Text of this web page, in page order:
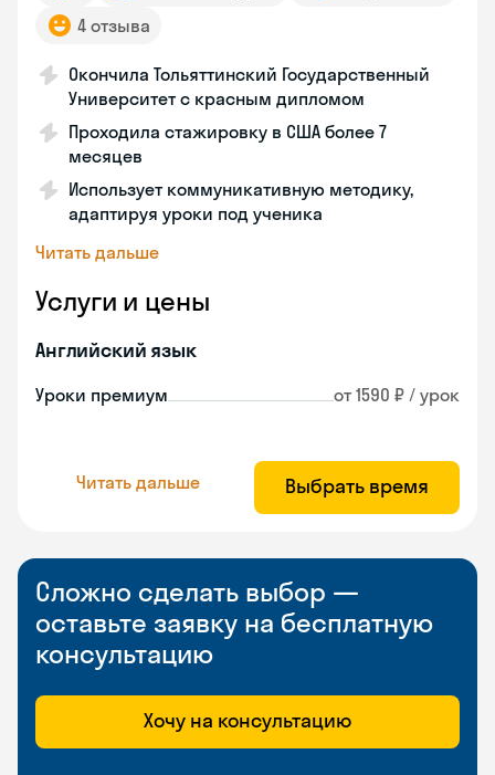
4 отзыва
Окончила Тольяттинский Государственный
Университет с красным дипломом
Проходила стажировку в США более 7
месяцев
Использует коммуникативную методику,
адаптируя уроки под ученика
Читать дальше
Услуги и цены
Английский язык
Уроки премиум от 1590 ₽ / урок
Читать дальше Выбрать время
Сложно сделать выбор —
оставьте заявку на бесплатную
консультацию
Хочу на консультацию